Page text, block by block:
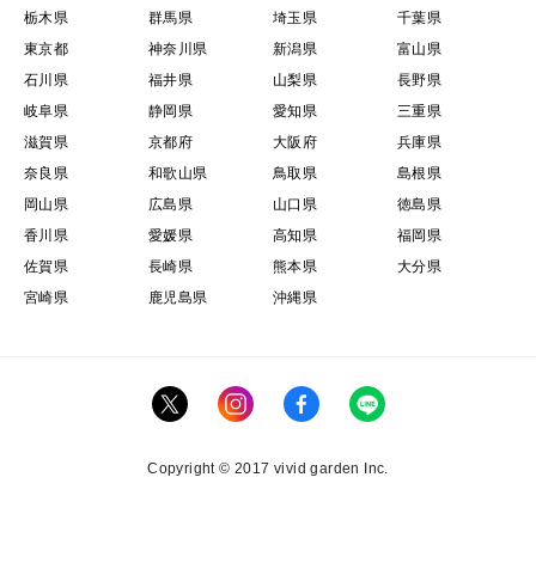
栃木県
群馬県 埼玉県
千葉県
東京都
神奈川県 新潟県
富山県
石川県
福井県 山梨県
長野県
岐阜県
静岡県 愛知県
三重県
滋賀県
京都府 大阪府
兵庫県
奈良県
和歌山県 鳥取県
島根県
岡山県
広島県 山口県
徳島県
香川県
愛媛県 高知県
福岡県
佐賀県
長崎県 熊本県
大分県
宮崎県
鹿児島県 沖縄県
Copyright © 2017 vivid garden Inc.